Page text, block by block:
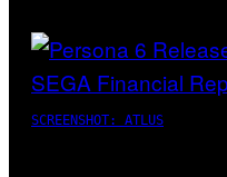
SCREENSHOT: ATLUS